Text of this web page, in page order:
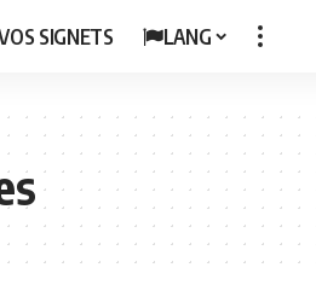
SIGNETS LANG